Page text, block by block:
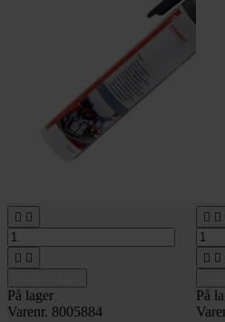
 
 
På lager
Varenr. 8005884
 
 
På